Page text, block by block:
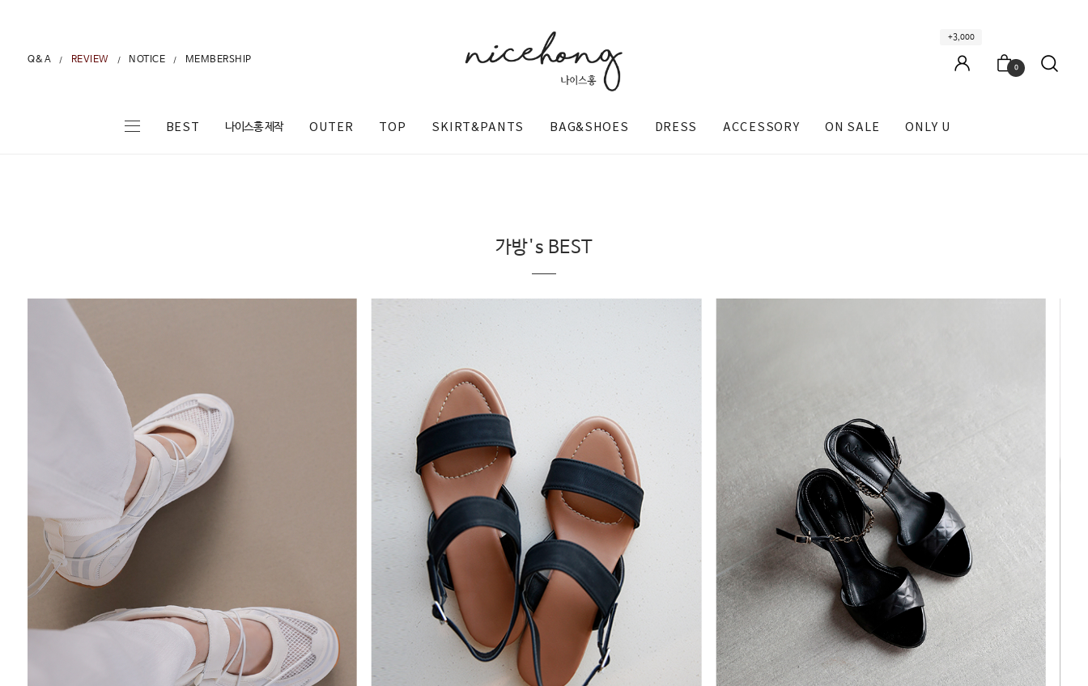
Q&A / REVIEW / NOTICE / MEMBERSHIP
+3,000
0
BEST 나이스홍 제작 OUTER TOP SKIRT&PANTS BAG&SHOES DRESS ACCESSORY ON SALE ONLY U
가방's BEST